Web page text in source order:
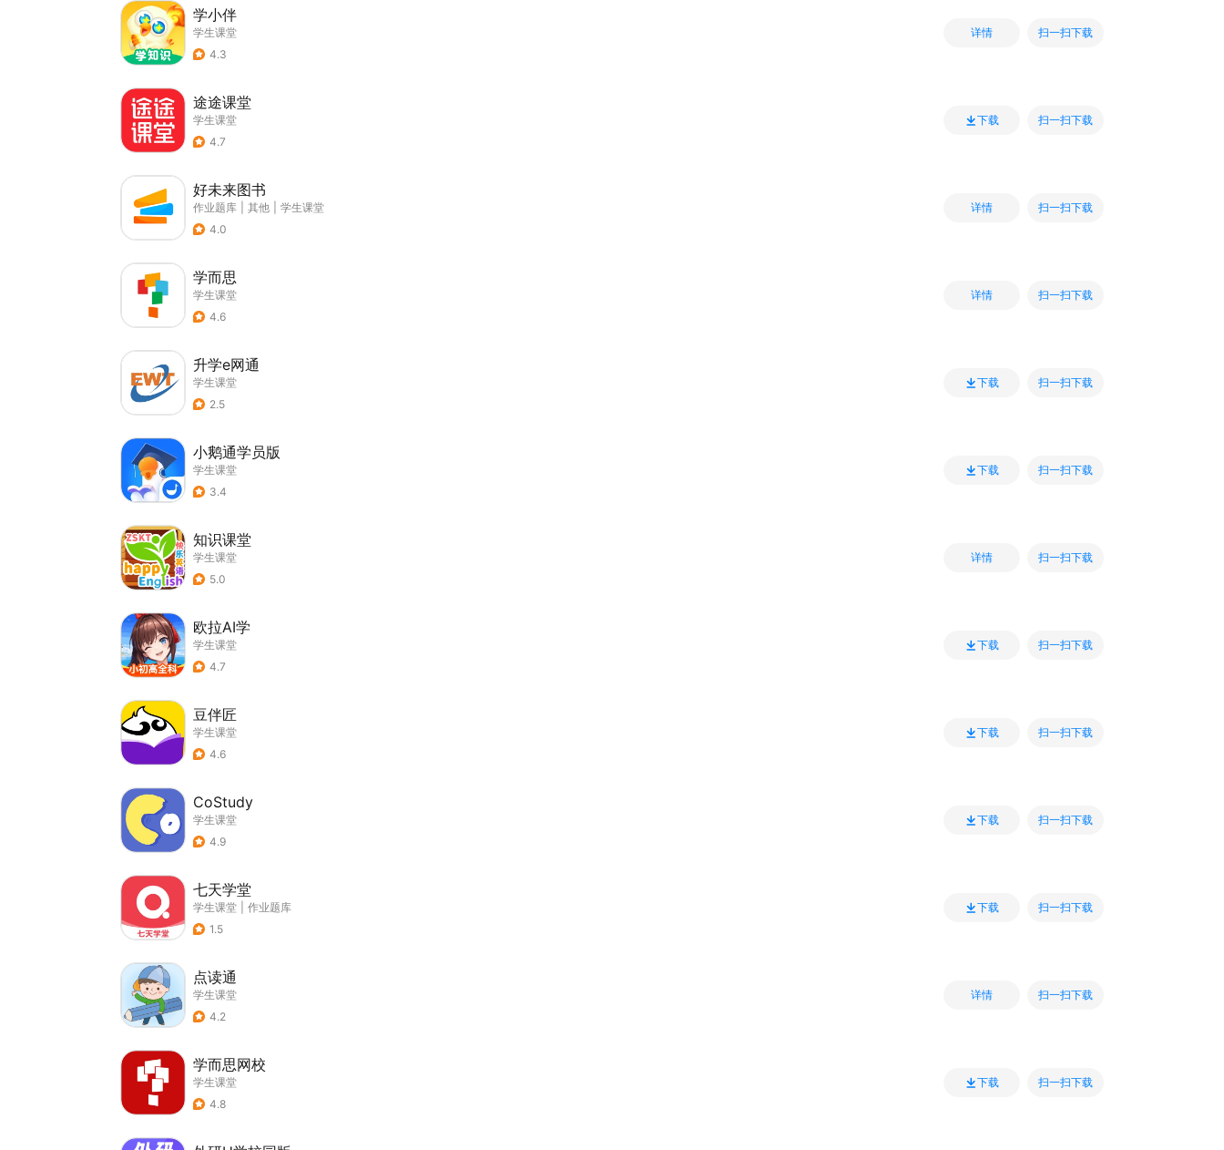
学小伴
学生课堂
4.3
详情 扫一扫下载
途途课堂
学生课堂
4.7
下载 扫一扫下载
好未来图书
作业题库 其他
学生课堂
4.0
详情 扫一扫下载
学而思
学生课堂
4.6
详情 扫一扫下载
升学e网通
学生课堂
2.5
下载 扫一扫下载
小鹅通学员版
学生课堂
3.4
下载 扫一扫下载
知识课堂
学生课堂
5.0
详情 扫一扫下载
欧拉AI学
学生课堂
4.7
下载 扫一扫下载
豆伴匠
学生课堂
4.6
下载 扫一扫下载
CoStudy
学生课堂
4.9
下载 扫一扫下载
七天学堂
学生课堂
作业题库
1.5
下载 扫一扫下载
点读通
学生课堂
4.2
详情 扫一扫下载
学而思网校
学生课堂
4.8
下载 扫一扫下载